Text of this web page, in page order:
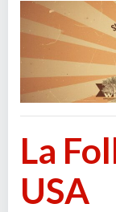
La
USA